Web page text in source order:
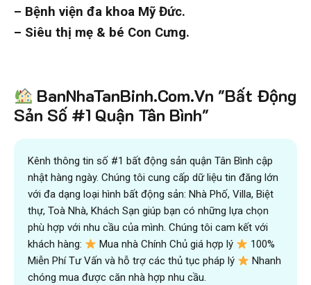
– Bệnh viện đa khoa Mỹ Đức.
– Siêu thị mẹ & bé Con Cưng.
Tiết kiệmhơn 90% thời gian , mua bán được nhanh hơn
và kiếm được nhiều tiền hơn với sự trợ giúp đắc lực của
đội ngũ chuyên gia VICTORY REAL
Trên 10.500 Khách Hàng Đã Tìm Mua
Nhanh
BanNhaTanBinh.Com.Vn "Bất Động
Sản Số #1 Quận Tân Bình"
Kênh thông tin số #1 bất động sản quận Tân Bình cập
nhật hàng ngày. Chúng tôi cung cấp dữ liệu tin đăng lớn
với đa dạng loại hình bất động sản: Nhà Phố, Villa, Biệt
thự, Toà Nhà, Khách Sạn giúp bạn có những lựa chọn
phù hợp với nhu cầu của mình. Chúng tôi cam kết với
khách hàng:
Mua nhà Chính Chủ giá hợp lý
100%
Miễn Phí Tư Vấn và hỗ trợ các thủ tục pháp lý
Nhanh
chóng mua được căn nhà hợp nhu cầu.